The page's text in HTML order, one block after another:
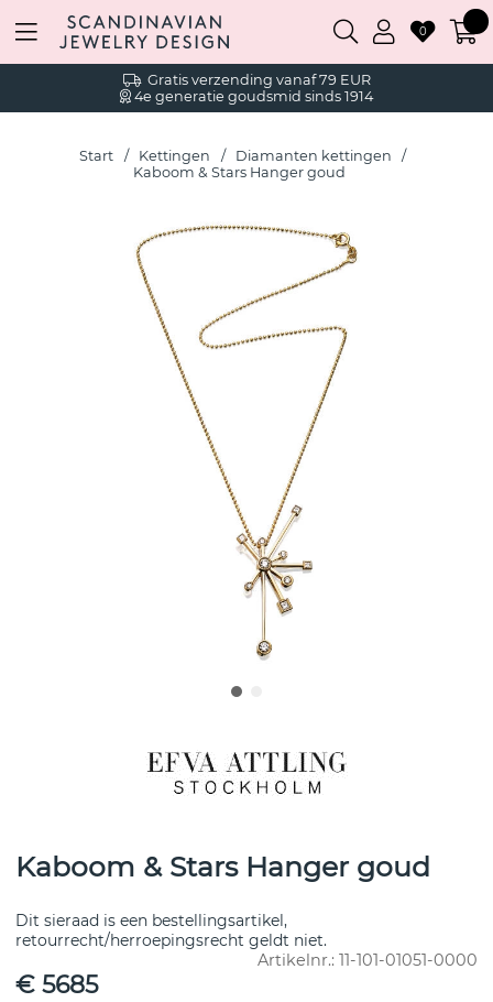
Gratis verzending vanaf 79 EUR
4e generatie goudsmid sinds 1914
0
Start Kettingen
Diamanten kettingen
Kaboom & Stars Hanger goud
Kaboom & Stars Hanger goud
Dit sieraad is een bestellingsartikel,
retourrecht/herroepingsrecht geldt niet.
Artikelnr.: 11-101-01051-0000
€ 5685